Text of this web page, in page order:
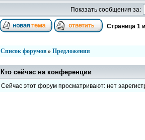
Показать сообщения за:
Страница 1
Список форумов » Предложения
Кто сейчас на конференции
Сейчас этот форум просматривают: нет